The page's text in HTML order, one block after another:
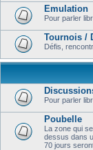
Emulation
Pour parler
Tournois /
Défis,
Pour parler
Poubelle
La zone qui
dessus dans
70 jours